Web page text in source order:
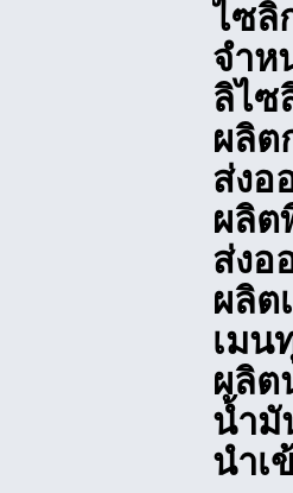
ไซลิ
จำห
ลิไซ
ผลิต
ส่งอ
ผลิต
ส่งอ
ผลิต
เมน
ผลิต
น้ำมั
นำเ